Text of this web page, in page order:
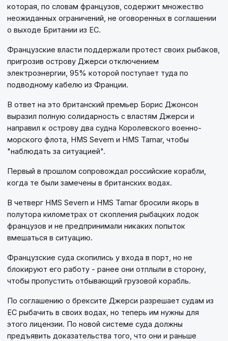
которая, по словам французов, содержит множество
неожиданных ограничений, не оговоренных в соглашении
о выходе Британии из ЕС.
Французские власти поддержали протест своих рыбаков,
пригрозив острову Джерси отключением
электроэнергии, 95% которой поступает туда по
подводному кабелю из Франции.
В ответ на это британский премьер Борис Джонсон
выразил полную солидарность с властям Джерси и
направил к острову два судна Королевского военно-
морского флота, HMS Severn и HMS Tamar, чтобы
"наблюдать за ситуацией".
Первый в прошлом сопровождал российские корабли,
когда те были замечены в британских водах.
В четверг HMS Severn и HMS Tamar бросили якорь в
полутора километрах от скопления рыбацких лодок
французов и не предпринимали никаких попыток
вмешаться в ситуацию.
Французские суда скопились у входа в порт, но не
блокируют его работу - ранее они отплыли в сторону,
чтобы пропустить отбывающий грузовой корабль.
По соглашению о брексите Джерси разрешает судам из
ЕС рыбачить в своих водах, но теперь им нужны для
этого лицензии. По новой системе суда должны
предъявить доказательства того, что они и раньше